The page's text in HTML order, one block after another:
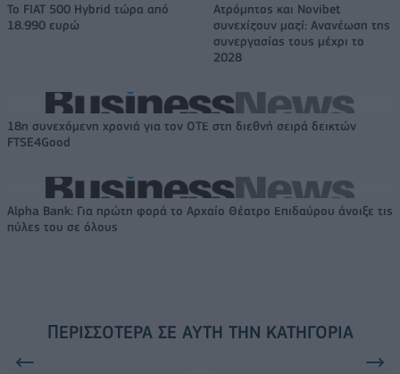
Το FIAT 500 Hybrid τώρα από
18.990 ευρώ
Ατρόμητος και Novibet
συνεχίζουν μαζί: Ανανέωση της
συνεργασίας τους μέχρι το
2028
18η συνεχόμενη χρονιά για τον ΟΤΕ στη διεθνή σειρά δεικτών
FTSE4Good
Alpha Bank: Για πρώτη φορά το Αρχαίο Θέατρο Επιδαύρου άνοιξε τις
πύλες του σε όλους
ΠΕΡΙΣΣΌΤΕΡΑ ΣΕ ΑΥΤΉ ΤΗΝ ΚΑΤΗΓΟΡΊΑ